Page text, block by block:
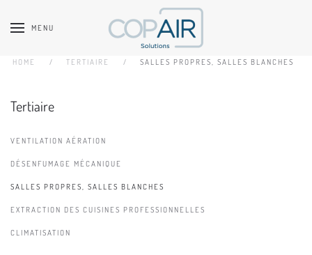
Accéder au contenu principal
MENU
HOME TERTIAIRE SALLES PROPRES, SALLES BLANCHES
Tertiaire
VENTILATION AÉRATION
DÉSENFUMAGE MÉCANIQUE
SALLES PROPRES, SALLES BLANCHES
EXTRACTION DES CUISINES PROFESSIONNELLES
CLIMATISATION